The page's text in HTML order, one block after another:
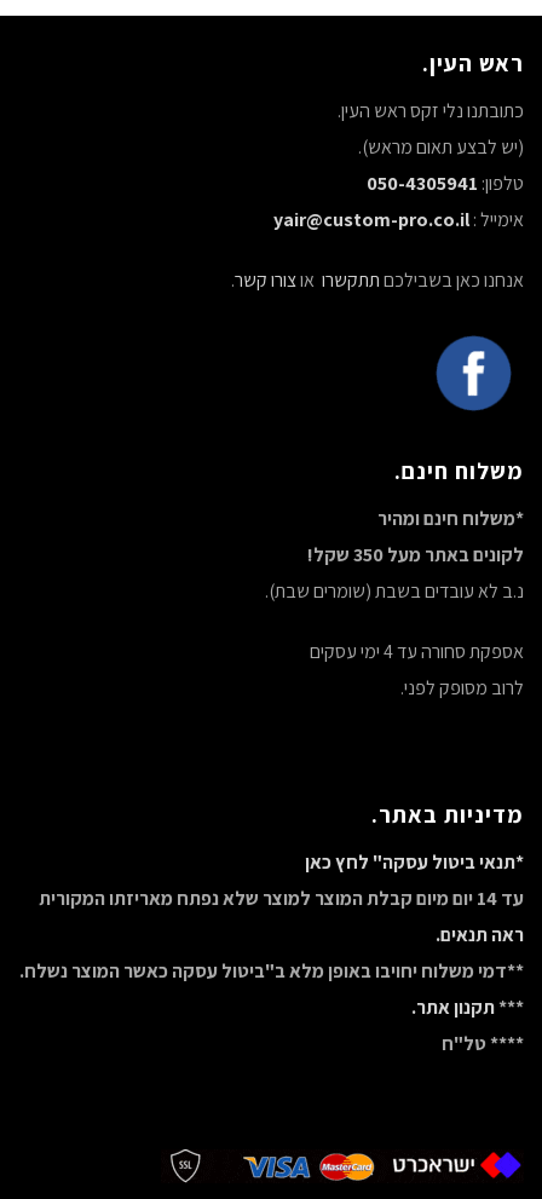
ראש העין.
כתובתנו נלי זקס ראש העין.
(יש לבצע תאום מראש).
טלפון: 050-4305941
אימייל :yair@custom-pro.co.il
אנחנו כאן בשבילכםתתקשרו אוצורו קשר.
משלוח חינם.
*משלוח חינם ומהיר
לקונים באתר מעל 350 שקל!
נ.ב לא עובדים בשבת (שומרים שבת).
אספקת סחורה עד 4 ימי עסקים
לרוב מסופק לפני.
מדיניות באתר.
*תנאי ביטול עסקה" לחץ כאן
עד 14 יום מיום קבלת המוצר למוצר שלא נפתח מאריזתו המקורית
ראה תנאים.
**דמי משלוח יחויבו באופן מלא ב"ביטול עסקה כאשר המוצר נשלח.
***תקנון אתר.
**** טל"ח